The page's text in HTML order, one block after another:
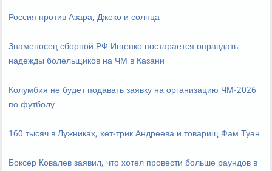
Россия против Азара, Джеко и солнца
Знаменосец сборной РФ Ищенко постарается оправдать
надежды болельщиков на ЧМ в Казани
Колумбия не будет подавать заявку на организацию ЧМ-2026
по футболу
160 тысяч в Лужниках, хет-трик Андреева и товарищ Фам Туан
Боксер Ковалев заявил, что хотел провести больше раундов в